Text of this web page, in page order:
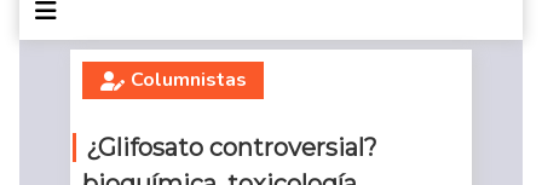
Columnistas
¿Glifosato controversial?